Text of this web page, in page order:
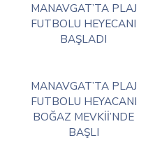
MANAVGAT’TA PLAJ
FUTBOLU HEYECANI
BAŞLADI
MANAVGAT’TA PLAJ
FUTBOLU HEYACANI
BOĞAZ MEVKİİ’NDE
BAŞLI